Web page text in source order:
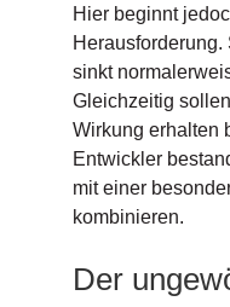
Hier beginnt
sinkt
Gleichzeitig
Wirkung erhalten
Entwickler
mit einer
kombinieren.
Der